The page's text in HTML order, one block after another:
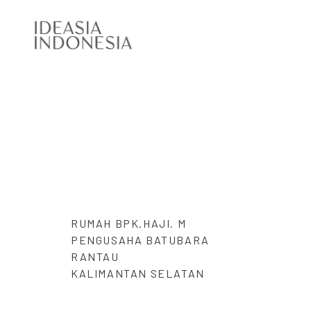
RUMAH BPK.HAJI. M
PENGUSAHA BATUBARA
RANTAU
KALIMANTAN SELATAN